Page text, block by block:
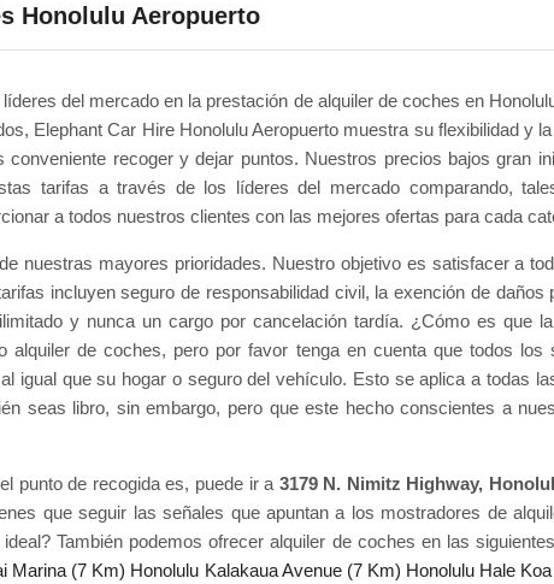
Honolulu Aeropuerto
del mercado en la prestación de alquiler de coches en
Elephant Car Hire Honolulu Aeropuerto muestra su flexibilidad y
conveniente recoger y dejar puntos. Nuestros precios bajos gran
tarifas a través de los líderes del mercado comparando,
a todos nuestros clientes con las mejores ofertas para cada
nuestras mayores prioridades. Nuestro objetivo es satisfacer a
incluyen seguro de responsabilidad civil, la exención de daños
y nunca un cargo por cancelación tardía. ¿Cómo es que
alquiler de coches, pero por favor tenga en cuenta que todos los
igual que su hogar o seguro del vehículo. Esto se aplica a todas
seas libro, sin embargo, pero que este hecho conscientes a
punto de recogida es, puede ir a 3179 N. Nimitz Highway,
que seguir las señales que apuntan a los mostradores de
También podemos ofrecer alquiler de coches en las
Marina (7 Km) Honolulu Kalakaua Avenue (7 Km) Honolulu Hale